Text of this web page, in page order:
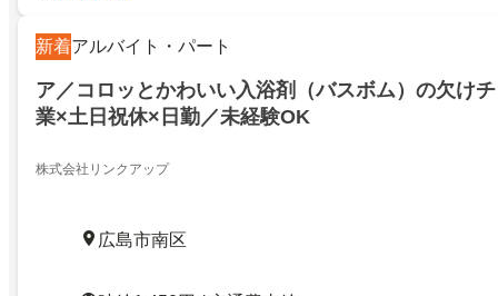
新着アルバイト・パート
ア／コロッとかわいい入浴剤（バスボム）の欠け
業×土日祝休×日勤／未経験OK
株式会社リンクアップ
広島市南区